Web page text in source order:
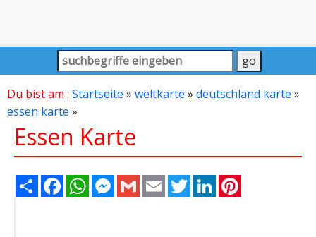
Du bist am : Startseite » weltkarte » deutschland karte »
essen karte »
Essen Karte
Share FacebookWhatsAppMessenger
Gmail Email TwitterLinkedIn